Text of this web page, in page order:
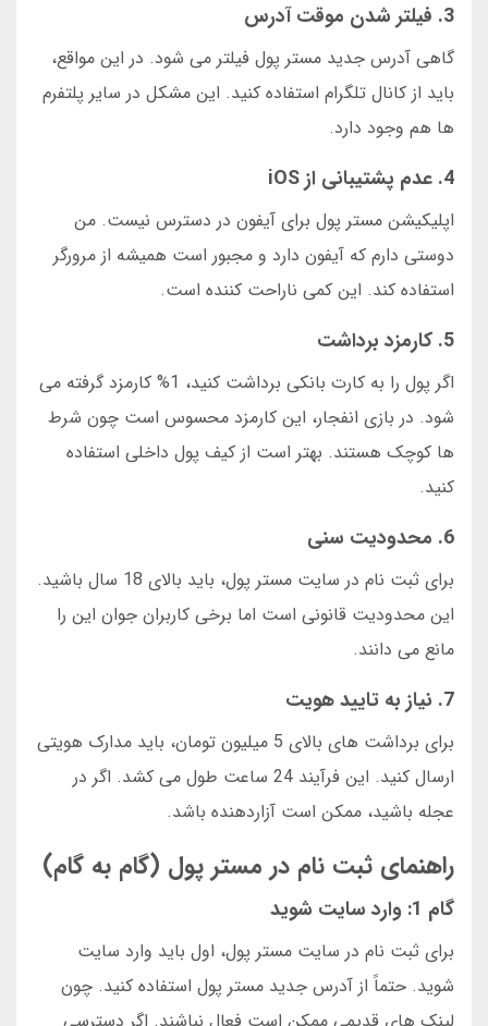
3. فیلتر شدن موقت آدرس
گاهی آدرس جدید مستر پول فیلتر می شود. در این مواقع،
باید از کانال تلگرام استفاده کنید. این مشکل در سایر پلتفرم
ها هم وجود دارد.
4. عدم پشتیبانی از iOS
اپلیکیشن مستر پول برای آیفون در دسترس نیست. من
دوستی دارم که آیفون دارد و مجبور است همیشه از مرورگر
استفاده کند. این کمی ناراحت کننده است.
5. کارمزد برداشت
اگر پول را به کارت بانکی برداشت کنید، 1% کارمزد گرفته می
شود. در بازی انفجار، این کارمزد محسوس است چون شرط
ها کوچک هستند. بهتر است از کیف پول داخلی استفاده
کنید.
6. محدودیت سنی
برای ثبت نام در سایت مستر پول، باید بالای 18 سال باشید.
این محدودیت قانونی است اما برخی کاربران جوان این را
مانع می دانند.
7. نیاز به تایید هویت
برای برداشت های بالای 5 میلیون تومان، باید مدارک هویتی
ارسال کنید. این فرآیند 24 ساعت طول می کشد. اگر در
عجله باشید، ممکن است آزاردهنده باشد.
راهنمای ثبت نام در مستر پول (گام به گام)
گام 1: وارد سایت شوید
برای ثبت نام در سایت مستر پول، اول باید وارد سایت
شوید. حتماً از آدرس جدید مستر پول استفاده کنید. چون